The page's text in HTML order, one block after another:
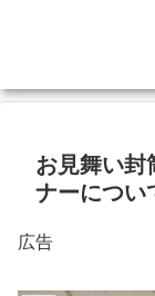
お見舞い封
ナーについ
広告